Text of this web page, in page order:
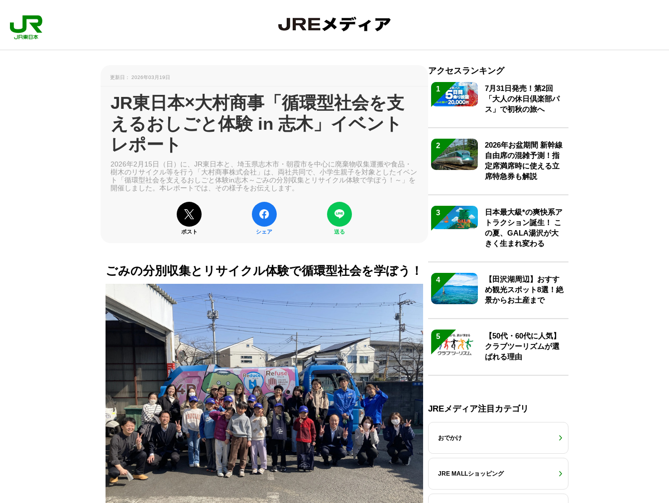
更新日： 2026年03月19日
JR東日本×大村商事「循環型社会を支
えるおしごと体験 in 志木」イベント
レポート
2026年2月15日（日）に、JR東日本と、埼玉県志木市・朝霞市を中心に廃棄物収集運搬や食品・
樹木のリサイクル等を行う「大村商事株式会社」は、両社共同で、小学生親子を対象としたイベン
ト「循環型社会を支えるおしごと体験in志木～ごみの分別収集とリサイクル体験で学ぼう！～」を
開催しました。本レポートでは、その様子をお伝えします。
ポスト シェア 送る
ごみの分別収集とリサイクル体験で循環型社会を学ぼう！
アクセスランキング
1
7月31日発売！第2回
「大人の休日倶楽部パ
ス」で初秋の旅へ
2
2026年お盆期間 新幹線
自由席の混雑予測！指
定席満席時に使える立
席特急券も解説
3
日本最大級*の爽快系ア
トラクション誕生！ こ
の夏、GALA湯沢が大
きく生まれ変わる
4
【田沢湖周辺】おすす
め観光スポット8選！絶
景からお土産まで
5
【50代・60代に人気】
クラブツーリズムが選
ばれる理由
JREメディア注目カテゴリ
おでかけ
JRE MALLショッピング